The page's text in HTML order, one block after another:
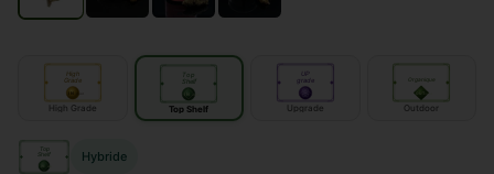
High
Grade
IN
High Grade
Top
Shelf
Top Shelf
grade
Upgrade
Organique
door
Outdoor
Top
Shelf Hybride